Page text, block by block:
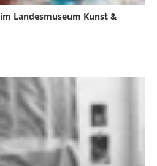
Landesmuseum Kunst &